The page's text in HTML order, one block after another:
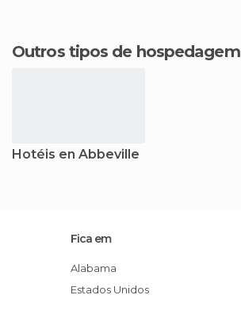
Outros tipos de hospedagem
Hotéis en Abbeville
Fica em
Alabama
Estados Unidos